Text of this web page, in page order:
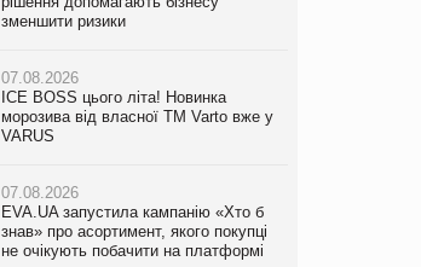
зменшити ризики
07.08.2026
ICE BOSS цього літа! Новинка
морозива від власної ТМ Varto вже у
VARUS
07.08.2026
EVA.UA запустила кампанію «Хто б
знав» про асортимент, якого покупці
не очікують побачити на платформі
знав» про асортимент, якого покупці
06.08.2026
Смачна новинка для хвостатих: у
VARUS з’явилися паучі Varto Paw
05.08.2026
Мережа супермаркетів VARUS купує
мережу магазинів формату
07.08.2026
Франція заборонила рекламні дзвінки